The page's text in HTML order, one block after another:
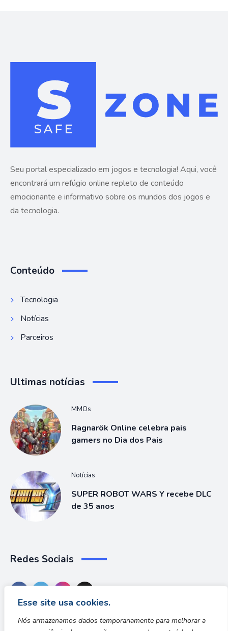
Esse site usa cookies.
Nós armazenamos dados temporariamente para melhorar a
Seu portal especializado em jogos e tecnologia! Aqui, você
encontrará um refúgio online repleto de conteúdo
emocionante e informativo sobre os mundos dos jogos e
da tecnologia.
Conteúdo
Tecnologia
Notícias
Parceiros
Ultimas notícias
MMOs
Ragnarök Online celebra pais
gamers no Dia dos Pais
Notícias
SUPER ROBOT WARS Y recebe DLC
de 35 anos
Redes Sociais